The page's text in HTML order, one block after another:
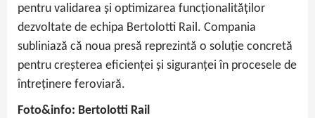
pentru validarea și optimizarea funcționalităților
dezvoltate de echipa Bertolotti Rail. Compania
subliniază că noua presă reprezintă o soluție concretă
pentru creșterea eficienței și siguranței în procesele de
întreținere feroviară.
Foto&info: Bertolotti Rail